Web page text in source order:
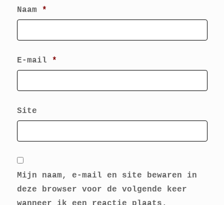
Naam *
E-mail *
Site
Mijn naam, e-mail en site bewaren in
deze browser voor de volgende keer